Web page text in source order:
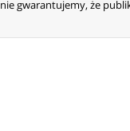
gwarantujemy, że